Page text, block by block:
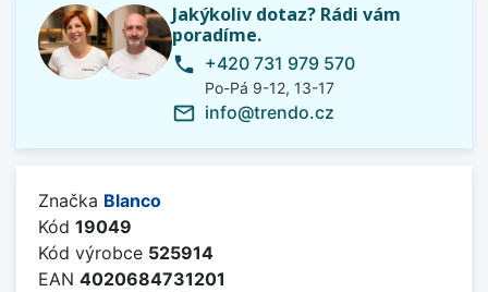
Jakýkoliv dotaz? Rádi vám
poradíme.
phone +420 731 979 570
Po-Pá 9-12, 13-17
mail_outline info@trendo.cz
Značka Blanco
Kód 19049
Kód výrobce 525914
EAN 4020684731201